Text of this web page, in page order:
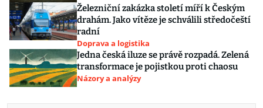
Železniční zakázka století míří k Českým
drahám. Jako vítěze je schválili středočeští
radní
Doprava a logistika
Jedna česká iluze se právě rozpadá. Zelená
transformace je pojistkou proti chaosu
Názory a analýzy